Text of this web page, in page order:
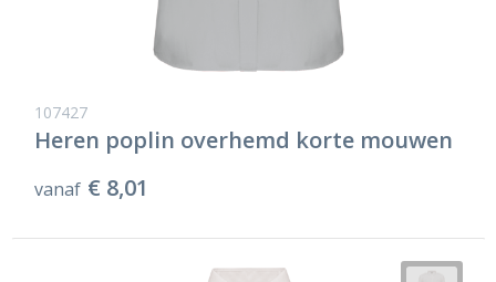
107427
Heren poplin overhemd korte mouwen
vanaf € 8,01